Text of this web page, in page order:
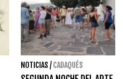
NOTICIAS / CADAQUÉS